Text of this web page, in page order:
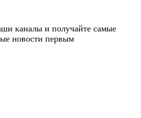
каналы и получайте самые
новости первым